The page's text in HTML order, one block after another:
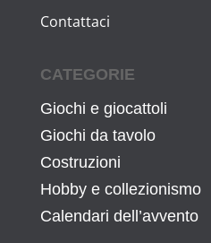
Contattaci
CATEGORIE
Giochi e giocattoli
Giochi da tavolo
Costruzioni
Hobby e collezionismo
Calendari dell’avvento